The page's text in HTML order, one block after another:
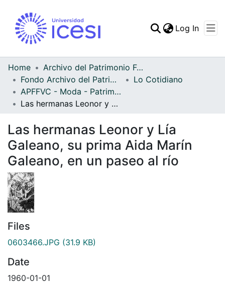
Statistics
Log In
Home
Archivo del Patrimonio Fotográfico y Fílmico del Valle del Cauca
Fondo Archivo del Patrimonio Fotográfico y Fílmico del Valle del Cauca
Lo Cotidiano
APFFVC - Moda - Patrimonial
Las hermanas Leonor y Lía Galeano, su prima Aida Marín Galeano, en un paseo al río
Las hermanas Leonor y Lía
Galeano, su prima Aida Marín
Galeano, en un paseo al río
Files
0603466.JPG (31.9 KB)
Date
1960-01-01